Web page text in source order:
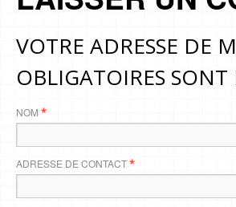
VOTRE ADRESSE DE
OBLIGATOIRES
NOM *
ADRESSE DE CONTACT*